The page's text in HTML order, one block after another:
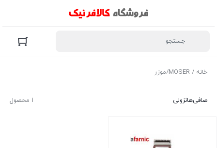
خانه / MOSER/موزر
1 محصول صافی‌هانزولی